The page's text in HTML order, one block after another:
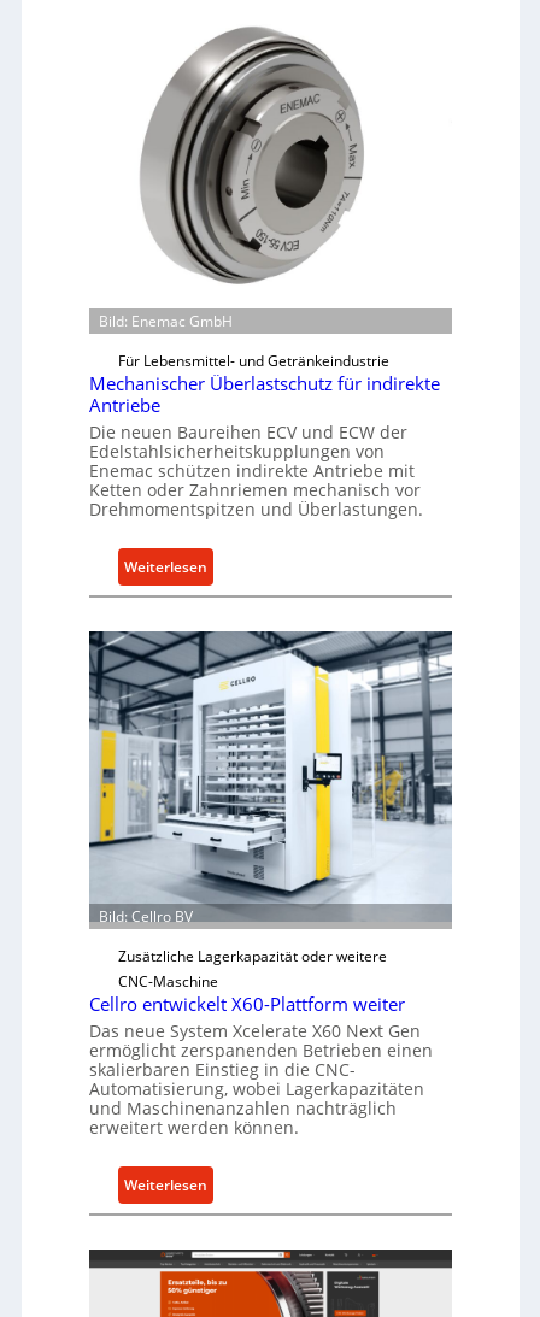
Bild: Enemac GmbH
Für Lebensmittel- und Getränkeindustrie
Mechanischer Überlastschutz für indirekte
Antriebe
Die neuen Baureihen ECV und ECW der
Edelstahlsicherheitskupplungen von
Enemac schützen indirekte Antriebe mit
Ketten oder Zahnriemen mechanisch vor
Drehmomentspitzen und Überlastungen.
Weiterlesen:
M
c
h
n
i
s
c
h
e
r
Ü
b
s
t
s
c
u
t
f
ü
r
Bild: Cellro BV
Zusätzliche Lagerkapazität oder weitere
CNC-Maschine
Cellro entwickelt X60-Plattform weiter
Das neue System Xcelerate X60 Next Gen
ermöglicht zerspanenden Betrieben einen
skalierbaren Einstieg in die CNC-
Automatisierung, wobei Lagerkapazitäten
und Maschinenanzahlen nachträglich
erweitert werden können.
Weiterlesen:
C
l
l